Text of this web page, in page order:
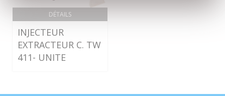
DÉTAILS
INJECTEUR
EXTRACTEUR C. TW
411- UNITE